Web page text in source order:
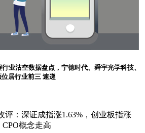
业沽空数据盘点，宁德时代、舜宇光学科技、
居行业前三 速递